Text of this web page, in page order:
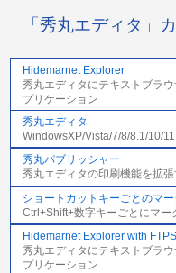
「秀丸エディタ」
Hidemarnet Explorer
秀丸エディタにテキストブラ
プリケーション
秀丸エディタ
WindowsXP/Vista/7/8/8.1/10/
秀丸パブリッシャー
秀丸エディタの印刷機能を拡
ショートカットキーごとのマ
Ctrl+Shift+数字キーごとにマー
Hidemarnet Explorer with FTPS
秀丸エディタにテキストブラ
プリケーション